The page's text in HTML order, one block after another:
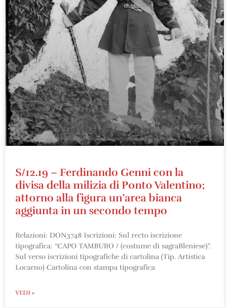
S/12.19 – Ferdinando Genni con la
divisa della milizia di Ponto Valentino;
attorno alla figura un’area bianca
aggiunta in un secondo tempo
Relazioni: DON3748 Iscrizioni: Sul recto iscrizione
tipografica: “CAPO TAMBURO / (costume di sagraBleniese)”.
Sul verso iscrizioni tipografiche di cartolina (Tip. Artistica
Locarno) Cartolina con stampa tipografica
VEDI »